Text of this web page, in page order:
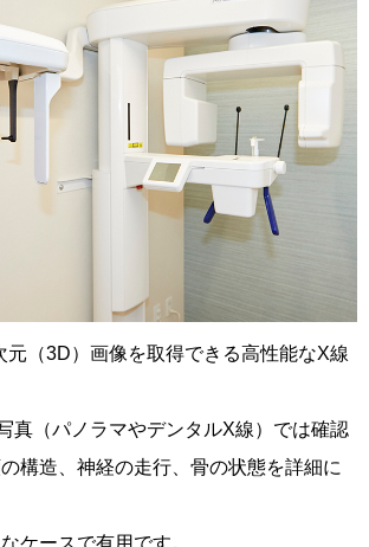
元（3D）画像を取得できる高性能なX線
真（パノラマやデンタルX線）では確認
構造、神経の走行、骨の状態を詳細に
ケースで有用です。